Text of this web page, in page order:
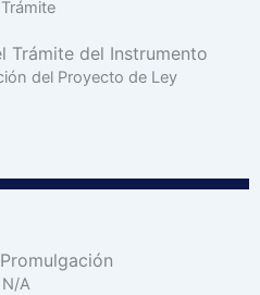
Trámite del Instrumento
del Proyecto de Ley
N/A